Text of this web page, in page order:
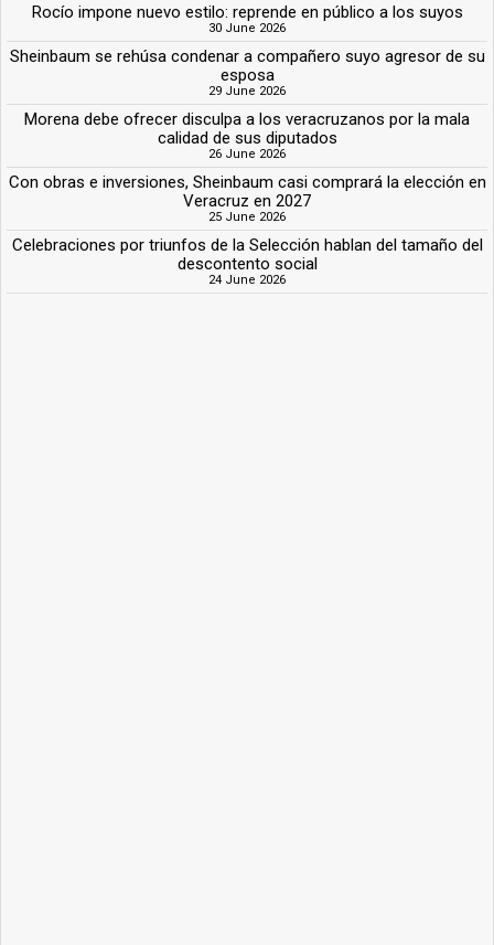
Rocío impone nuevo estilo: reprende en público a los suyos
30 June 2026
Sheinbaum se rehúsa condenar a compañero suyo agresor de su
esposa
29 June 2026
Morena debe ofrecer disculpa a los veracruzanos por la mala
calidad de sus diputados
26 June 2026
Con obras e inversiones, Sheinbaum casi comprará la elección en
Veracruz en 2027
25 June 2026
Celebraciones por triunfos de la Selección hablan del tamaño del
descontento social
24 June 2026